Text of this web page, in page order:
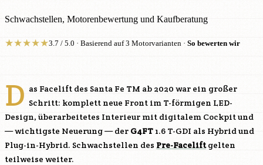
Schwachstellen, Motorenbewertung und Kaufberatung
★★★★★3.7 / 5.0 · Basierend auf 3 Motorvarianten · So bewerten wir
D as Facelift des Santa Fe TM ab 2020 war ein großer
Schritt: komplett neue Front im T-förmigen LED-
Design, überarbeitetes Interieur mit digitalem Cockpit und
— wichtigste Neuerung — der G4FT 1.6 T-GDI als Hybrid und
Plug-in-Hybrid. Schwachstellen des Pre-Faceliftgelten
teilweise weiter.